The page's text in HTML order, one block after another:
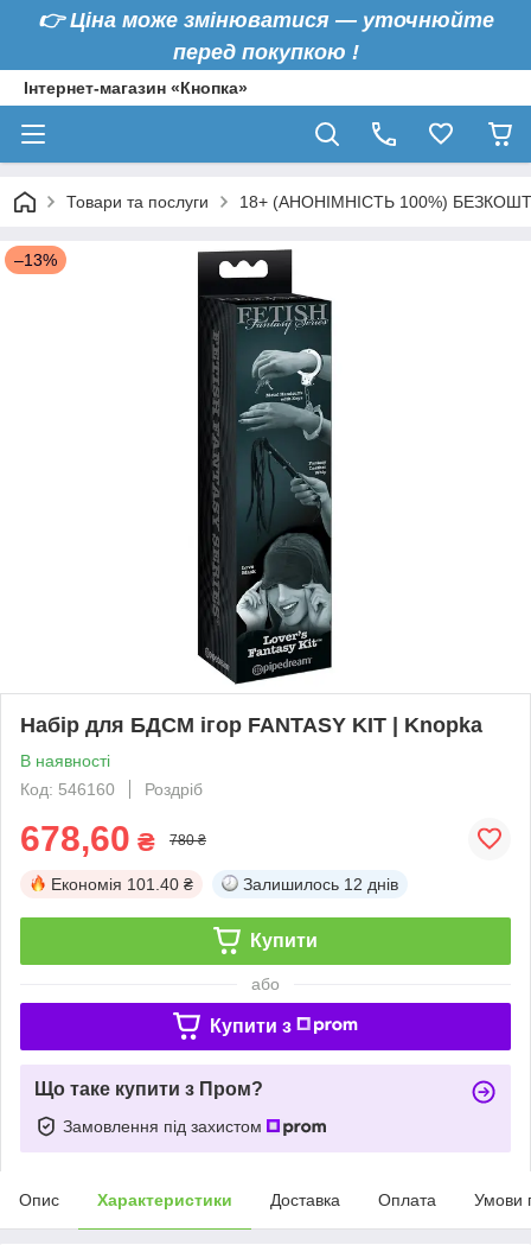
👉Ціна може змінюватися — уточнюйте
перед покупкою !
Інтернет-магазин «Кнопка»
Товари та послуги 18+ (АНОНІМНІСТЬ 100%)
–13%
Набір для БДСМ ігор FANTASY KIT | Knopka
В наявності
Код: 546160
Роздріб
678,60 ₴ 780 ₴
Економія 101.40 ₴ Залишилось 12 днів
Купити
або
Купити з
Що таке купити з Пром?
Замовлення під захистом
Опис Характеристики Доставка Оплата Умови